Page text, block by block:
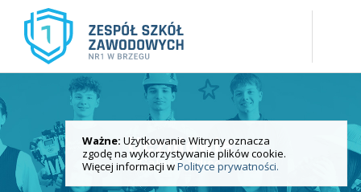
Ważne: Użytkowanie Witryny oznacza
zgodę na wykorzystywanie plików cookie.
Więcej informacji wPolityce prywatności.
Uczniowie
Galeria zdjęć